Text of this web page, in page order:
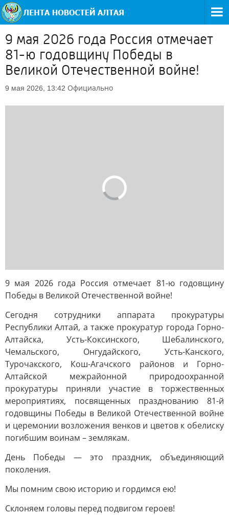
9 мая 2026 года Россия отмечает
81-ю годовщину Победы в
Великой Отечественной войне!
9 мая 2026, 13:42 Официально
9 мая 2026 года Россия отмечает 81-ю годовщину
Победы в Великой Отечественной войне!
Сегодня сотрудники аппарата прокуратуры
Республики Алтай, а также прокуратур города Горно-
Алтайска, Усть-Коксинского, Шебалинского,
Чемальского, Онгудайского, Усть-Канского,
Турочакского, Кош-Агачского районов и Горно-
Алтайской межрайонной природоохранной
прокуратуры приняли участие в торжественных
мероприятиях, посвященных празднованию 81-й
годовщины Победы в Великой Отечественной войне
и церемонии возложения венков и цветов к обелиску
погибшим воинам – землякам.
День Победы — это праздник, объединяющий
поколения.
Мы помним свою историю и гордимся ею!
Склоняем головы перед подвигом героев!